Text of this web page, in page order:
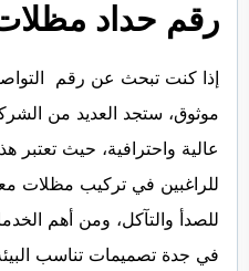
رقم حداد
إذا كنت تبحث عن رقم
موثوق، ستجد العديد من
عالية واحترافية، حيث تعتبر
للراغبين في تركيب مظلات
للصدأ والتآكل، ومن أهم
في جدة تصميمات تناسب